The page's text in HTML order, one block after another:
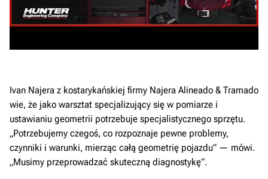
Ivan Najera z kostarykańskiej firmy Najera Alineado & Tramado
wie, że jako warsztat specjalizujący się w pomiarze i
ustawianiu geometrii potrzebuje specjalistycznego sprzętu.
„Potrzebujemy czegoś, co rozpoznaje pewne problemy,
czynniki i warunki, mierząc całą geometrię pojazdu” — mówi.
„Musimy przeprowadzać skuteczną diagnostykę”.